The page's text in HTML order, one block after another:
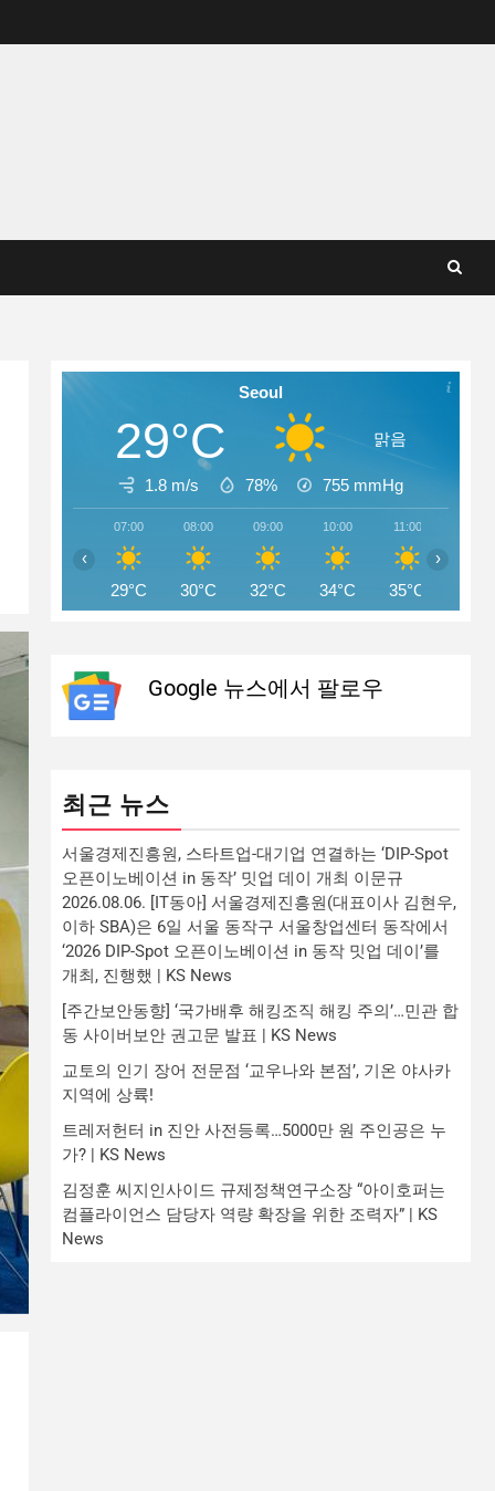
Seoul
29°C 맑음
1.8 m/s 78% 755 mmHg
07:00
29°C
08:00
30°C
09:00
32°C
10:00
34°C
11:00
35°C
‹ ›
Google 뉴스에서 팔로우
최근 뉴스
서울경제진흥원, 스타트업-대기업 연결하는 ‘DIP-Spot
오픈이노베이션 in 동작’ 밋업 데이 개최 이문규
2026.08.06. [IT동아] 서울경제진흥원(대표이사 김현우,
이하 SBA)은 6일 서울 동작구 서울창업센터 동작에서
‘2026 DIP-Spot 오픈이노베이션 in 동작 밋업 데이’를
개최, 진행했 | KS News
[주간보안동향] ‘국가배후 해킹조직 해킹 주의’…민관 합
동 사이버보안 권고문 발표 | KS News
교토의 인기 장어 전문점 ‘교우나와 본점’, 기온 야사카
지역에 상륙!
트레저헌터 in 진안 사전등록…5000만 원 주인공은 누
가? | KS News
김정훈 씨지인사이드 규제정책연구소장 “아이호퍼는
컴플라이언스 담당자 역량 확장을 위한 조력자” | KS
News